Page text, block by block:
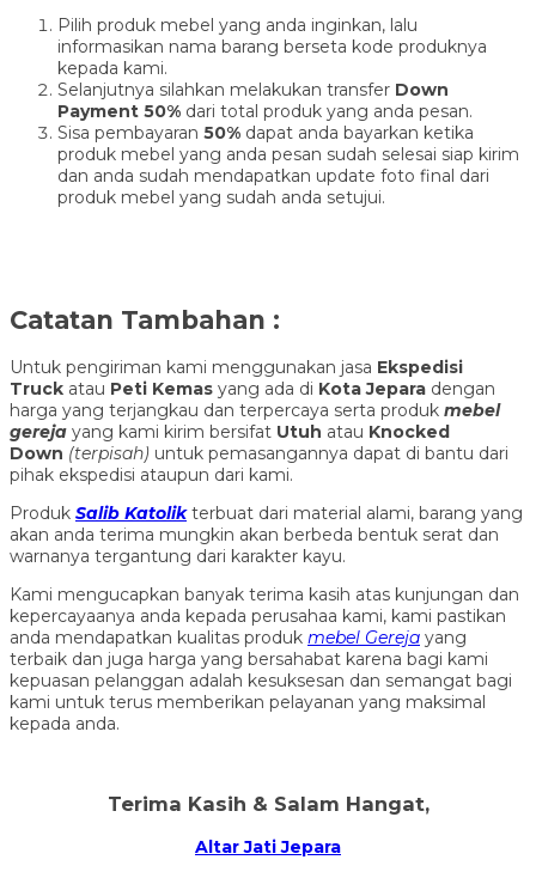
Pilih produk mebel yang anda inginkan, lalu
informasikan nama barang berseta kode produknya
kepada kami.
Selanjutnya silahkan melakukan transfer Down
Payment 50% dari total produk yang anda pesan.
Sisa pembayaran 50% dapat anda bayarkan ketika
produk mebel yang anda pesan sudah selesai siap kirim
dan anda sudah mendapatkan update foto final dari
produk mebel yang sudah anda setujui.
Catatan Tambahan :
Untuk pengiriman kami menggunakan jasa Ekspedisi
Truck atau Peti Kemas yang ada di Kota Jepara dengan
harga yang terjangkau dan terpercaya serta produk mebel
gereja yang kami kirim bersifat Utuh atau Knocked
Down (terpisah) untuk pemasangannya dapat di bantu dari
pihak ekspedisi ataupun dari kami.
Produk Salib Katolikterbuat dari material alami, barang yang
akan anda terima mungkin akan berbeda bentuk serat dan
warnanya tergantung dari karakter kayu.
Kami mengucapkan banyak terima kasih atas kunjungan dan
kepercayaanya anda kepada perusahaa kami, kami pastikan
anda mendapatkan kualitas produk mebel Gereja yang
terbaik dan juga harga yang bersahabat karena bagi kami
kepuasan pelanggan adalah kesuksesan dan semangat bagi
kami untuk terus memberikan pelayanan yang maksimal
kepada anda.
Terima Kasih & Salam Hangat,
Altar Jati Jepara